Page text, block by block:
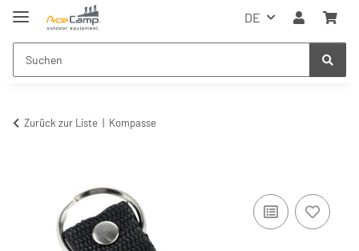
DE
Zurück zur Liste Kompasse